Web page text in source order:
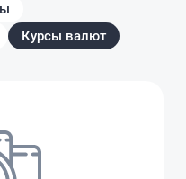
Курсы валют